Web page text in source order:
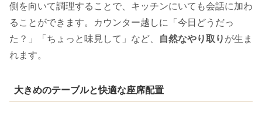
側を向いて調理することで、キッチンにいても会話に加わ
ることができます。カウンター越しに「今日どうだっ
た？」「ちょっと味見して」など、
自然なやり取り が生ま
れます。
大きめのテーブルと快適な座席配置